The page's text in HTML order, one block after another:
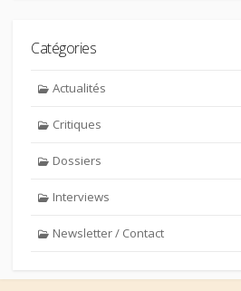
Catégories
Actualités
Critiques
Dossiers
Interviews
Newsletter / Contact